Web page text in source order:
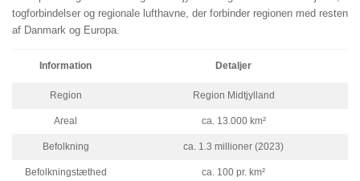
togforbindelser og regionale lufthavne, der forbinder regionen med resten
af Danmark og Europa.
Information Detaljer
Region Region Midtjylland
Areal ca. 13.000 km²
Befolkning ca. 1.3 millioner (2023)
Befolkningstæthed ca. 100 pr. km²